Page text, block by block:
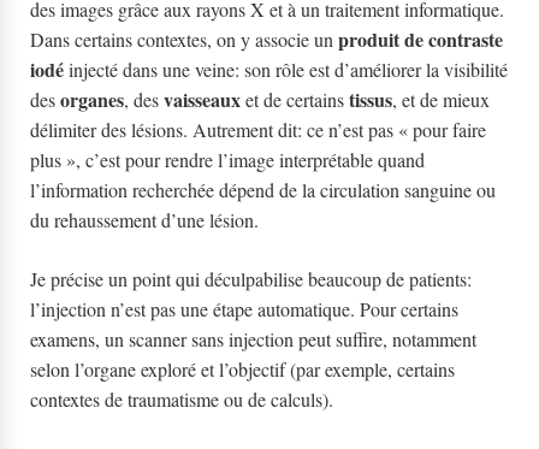
des images grâce aux rayons X et à un traitement informatique.
Dans certains contextes, on y associe un produit de contraste
iodéinjecté dans une veine: son rôle est d’améliorer la visibilité
desorganes, desvaisseauxet de certainstissus, et de mieux
délimiter des lésions. Autrement dit: ce n’est pas « pour faire
plus », c’est pour rendre l’image interprétable quand
l’information recherchée dépend de la circulation sanguine ou
du rehaussement d’une lésion.
Je précise un point qui déculpabilise beaucoup de patients:
l’injection n’est pas une étape automatique. Pour certains
examens, un scanner sans injection peut suffire, notamment
selon l’organe exploré et l’objectif (par exemple, certains
contextes de traumatisme ou de calculs).